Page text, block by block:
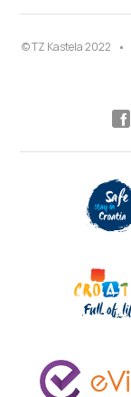
© TZ Kastela 2022